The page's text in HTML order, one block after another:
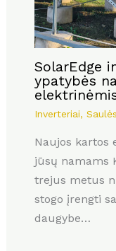
SolarEdge
ypatybės
Inverteriai,
Naujos kartos
jūsų namams
trejus metus
stogo įrengti
daugybe…